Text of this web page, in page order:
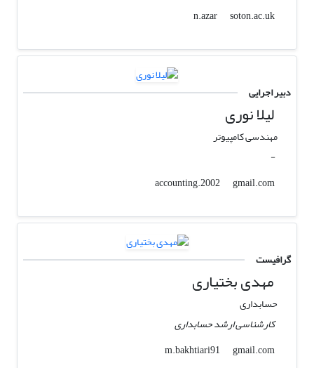
n.azar
soton.ac.uk
دبیر اجرایی
لیلا نوری
مهندسی کامپیوتر
-
accounting.2002
gmail.com
گرافیست
مهدی بختیاری
حسابداری
کارشناسی ارشد حسابداری
m.bakhtiari91
gmail.com